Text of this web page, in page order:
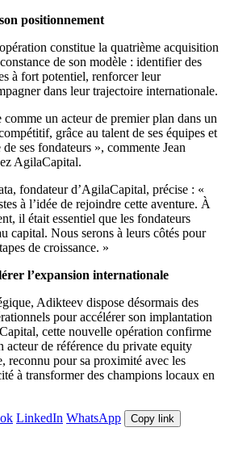
positionnement
constitue la quatrième acquisition
de son modèle : identifier des
à fort potentiel, renforcer leur
dans leur trajectoire internationale.
un acteur de premier plan dans un
grâce au talent de ses équipes et
ses fondateurs », commente Jean
AgilaCapital.
fondateur d’AgilaCapital, précise : «
à l’idée de rejoindre cette aventure. À
il était essentiel que les fondateurs
capital. Nous serons à leurs côtés pour
de croissance. »
l’expansion internationale
Adikteev dispose désormais des
pour accélérer son implantation
cette nouvelle opération confirme
acteur de référence du private equity
reconnu pour sa proximité avec les
à transformer des champions locaux en
LinkedIn WhatsApp Copy link